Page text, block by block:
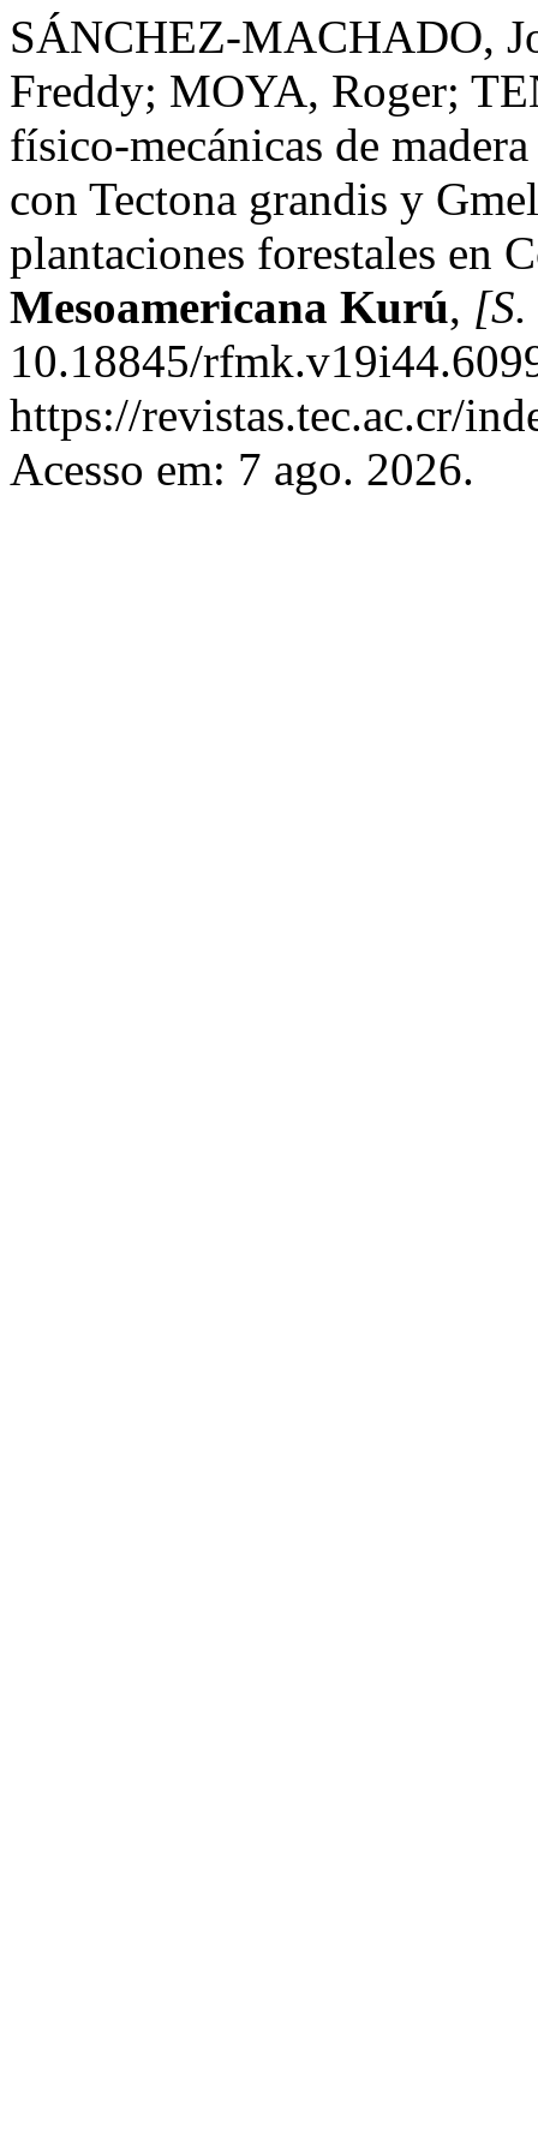
SÁNCHEZ-MACHADO,
Freddy; MOYA, Roger;
físico-mecánicas de
con Tectona grandis y
plantaciones forestales en
Mesoamericana Kurú,
10.18845/
https://revistas.tec.ac.cr/
Acesso em: 7 ago. 2026.